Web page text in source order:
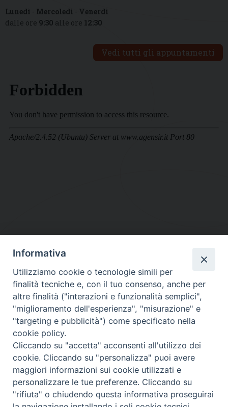
Lunedì - Mercoledì - Venerdì
dalle ore 9:30 alle ore 12:30
Vedi tutti gli appuntamenti
DIOCESI SUBURBICARIA DI ALBANO
Contatti:Tel.: 06.93268401 - Fax.: 06.9323844
E-mail:curia@diocesidialbano.it
Orari: dal Lunedì al Venerdì Ore: 9:00 - 13:00
Lunedì, Mercoledì e Venerdì, Ore 9:30 - 12:30
Diocesi Suburbicaria di Albano
Informativa
Utilizziamo cookie o tecnologie simili per
finalità tecniche e, con il tuo consenso, anche per
altre finalità ("interazioni e funzionalità semplici",
"miglioramento dell'esperienza", "misurazione" e
"targeting e pubblicità") come specificato nella
cookie policy.
Cliccando su "accetta" acconsenti all'utilizzo dei
cookie. Cliccando su "personalizza" puoi avere
maggiori informazioni sui cookie utilizzati e
personalizzare le tue preferenze. Cliccando su
"rifiuta" o chiudendo questa informativa proseguirai